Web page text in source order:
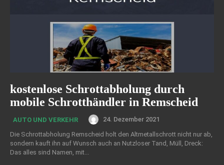
kostenlose Schrottabholung durch
mobile Schrotthändler in Remscheid
AUTO UND VERKEHR
24. Dezember 2021
Die Schrottabholung Remscheid holt den Altmetallschrott nicht nur ab,
sondern kauft ihn auf Wunsch auch an Nutzloser Tand, Müll, Dreck:
Das alles sind Namen, mit...